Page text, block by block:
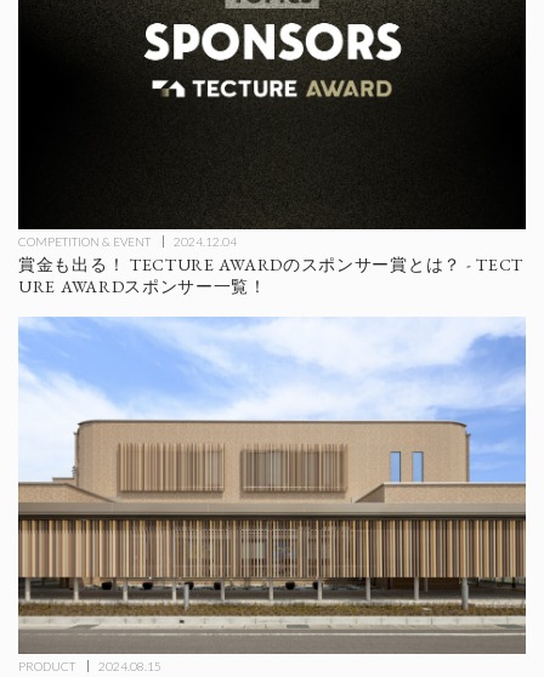
COMPETITION & EVENT 2024.12.04
賞金も出る！ TECTURE AWARDのスポンサー賞とは？ - TECT
URE AWARDスポンサー一覧！
PRODUCT 2024.08.15